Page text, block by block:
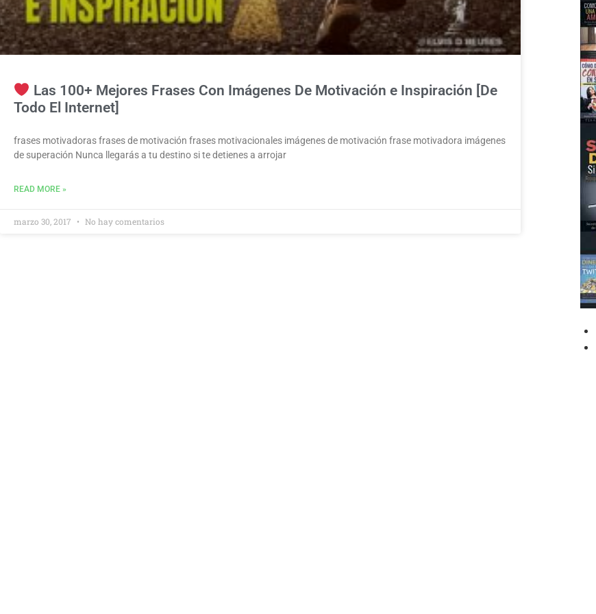
Las 100+ Mejores Frases Con Imágenes De Motivación e Inspiración [De
Todo El Internet]
frases motivadoras frases de motivación frases motivacionales imágenes de motivación frase motivadora imágenes
de superación Nunca llegarás a tu destino si te detienes a arrojar
READ MORE »
marzo 30, 2017 No hay comentarios